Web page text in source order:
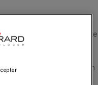
nouvelle version naturaliste
dans toutes les
éternel, la renaissance
et ses branches font le lien
dernières lui permettent